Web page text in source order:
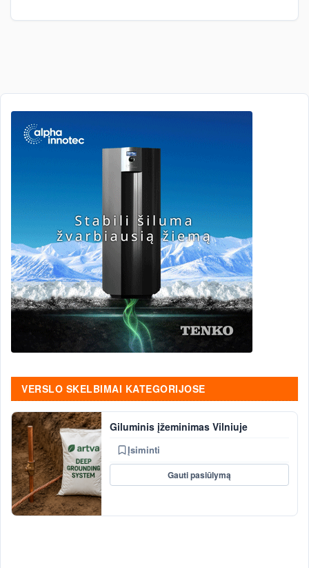
VERSLO SKELBIMAI KATEGORIJOSE
Giluminis įžeminimas Vilniuje
Įsiminti
Gauti pasiūlymą